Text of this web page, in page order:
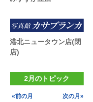
港北ニュータウン店(閉
店)
2月のトピック
«前の月
次の月»